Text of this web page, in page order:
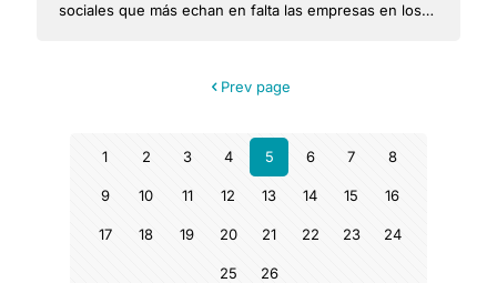
sociales que más echan en falta las empresas en los
Prev page
1 2 3 4 5 6 7 8
9 10 11 12 13 14 15 16
17 18 19 20 21 22 23 24
25 26